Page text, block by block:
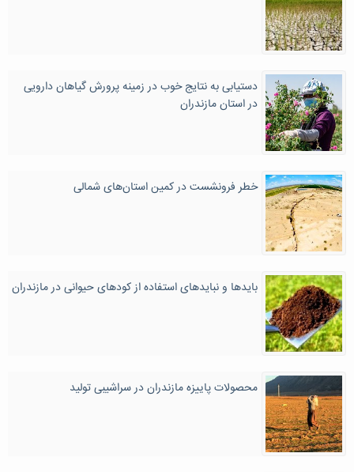
دستیابی به نتایج خوب در زمینه پرورش گیاهان دارویی
در استان مازندران
خطر فرونشست در کمین استان‌های شمالی
بایدها و نبایدهای استفاده از کودهای حیوانی در مازندران
محصولات پاییزه مازندران در سراشیبی تولید